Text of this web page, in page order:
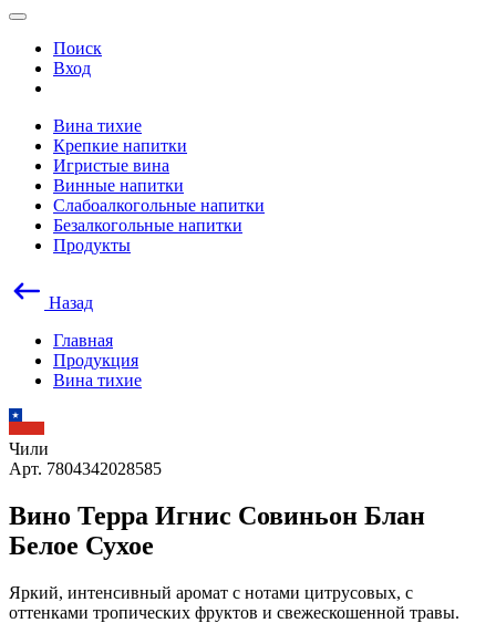
Поиск
Вход
Вина тихие
Крепкие напитки
Игристые вина
Винные напитки
Слабоалкогольные напитки
Безалкогольные напитки
Продукты
Назад
Главная
Продукция
Вина тихие
Чили
Арт. 7804342028585
Вино Терра Игнис Совиньон Блан
Белое Сухое
Яркий, интенсивный аромат с нотами цитрусовых, с
оттенками тропических фруктов и свежескошенной травы.